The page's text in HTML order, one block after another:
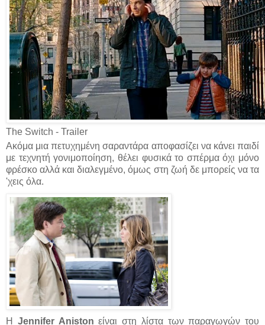
The Switch - Trailer
Ακόμα μια πετυχημένη σαραντάρα αποφασίζει να κάνει παιδί
με τεχνητή γονιμοποίηση, θέλει φυσικά το σπέρμα όχι μόνο
φρέσκο αλλά και διαλεγμένο, όμως στη ζωή δε μπορείς να τα
'χεις όλα.
Η Jennifer Aniston είναι στη λίστα των παραγωγών του